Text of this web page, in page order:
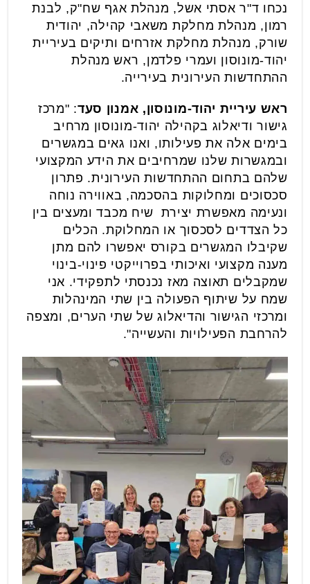
נכחו ד"ר אסתי אשל, מנהלת אגף שח"ק, לבנת
רמון, מנהלת מחלקת משאבי קהילה, יהודית
שורק, מנהלת מחלקת אזרחים ותיקים בעיריית
יהוד-מונוסון ועמרי פלדמן, ראש מנהלת
ההתחדשות העירונית בעירייה.
ראש עיריית יהוד-מונוסון, אמנון סעד: "מרכז
גישור ודיאלוג בקהילה יהוד-מונוסון מרחיב
בימים אלה את פעילותו, ואנו גאים במגשרים
ובמגשרות שלנו שמרחיבים את הידע המקצועי
שלהם בתחום ההתחדשות העירונית. פתרון
סכסוכים ומחלוקות בהסכמה, באווירה נוחה
ונעימה מאפשרת יצירת שיח מכבד ומעצים בין
כל הצדדים לסכסוך או המחלוקת. הכלים
שקיבלו המגשרים בקורס יאפשרו להם מתן
מענה מקצועי ואיכותי בפרוייקטי פינוי-בינוי
שמקבלים תאוצה מאז נכנסתי לתפקידי. אני
שמח על שיתוף הפעולה בין שתי המינהלות
ומרכזי הגישור והדיאלוג של שתי הערים, ומצפה
להרחבת הפעילויות והעשייה".